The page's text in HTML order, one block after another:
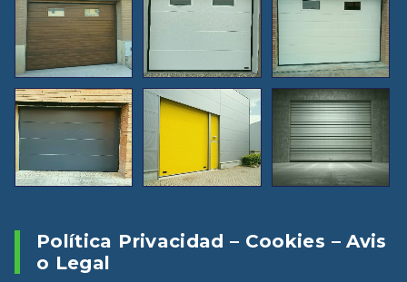
Política Privacidad – Cookies – Avis
O Legal